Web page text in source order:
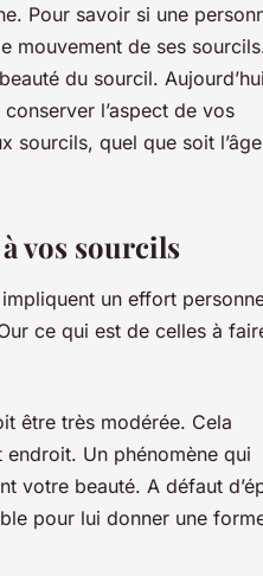
Pour savoir si une
mouvement de ses
du sourcil.
l’aspect de vos
sourcils, quel que soit
vos sourcils
un effort
ce qui est de celles à
être très modérée. Cela
Un phénomène qui
votre beauté. A défaut
pour lui donner une